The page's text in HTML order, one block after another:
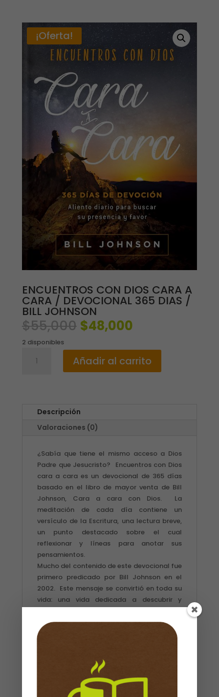
¡Oferta!
ENCUENTROS CON DIOS CARA A
CARA / DEVOCIONAL 365 DIAS /
BILL JOHNSON
$55,000 El
precio
original
era:
$55,000.
$48,000El
actual
es:
$48,000.
2 disponibles
ENCUENTROS
CON
CARA
DEVOCIONAL
JOHNSON
cantidad
Añadir al carrito
Descripción
Valoraciones (0)
¿Sabía que tiene el mismo acceso a Dios
Padre que Jesucristo? Encuentros con Dios
cara a cara es un devocional de 365 días
basado en el libro de mayor venta de Bill
Johnson, Cara a cara con Dios. La
meditación de cada día contiene un
versículo de la Escritura, una lectura breve,
un punto destacado sobre el cual
reflexionar y líneas para anotar sus
pensamientos.
Mucho del contenido de este devocional fue
primero predicado por Bill Johnson en el
2002. Este mensaje se convirtió en toda su
vida: una vida dedicada a descubrir y
esta meta ha sido costoso, pero no evitó
que la haya hecho su sola razón de vivir.
presencia y un aprecio mayor por ella, ¡este
libro es para usted! Profundice en su
relación con Dios al buscar su favor y